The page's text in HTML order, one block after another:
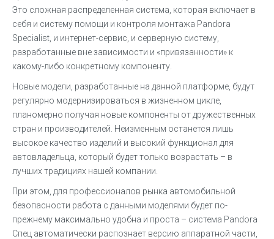
Это сложная распределенная система, которая включает в
себя и систему помощи и контроля монтажа Pandora
Specialist, и интернет-сервис, и серверную систему,
разработанные вне зависимости и «привязанности» к
какому-либо конкретному компоненту.
Новые модели, разработанные на данной платформе, будут
регулярно модернизироваться в жизненном цикле,
планомерно получая новые компоненты от дружественных
стран и производителей. Неизменным останется лишь
высокое качество изделий и высокий функционал для
автовладельца, который будет только возрастать – в
лучших традициях нашей компании.
При этом, для профессионалов рынка автомобильной
безопасности работа с данными моделями будет по-
прежнему максимально удобна и проста – система Pandora
Спец автоматически распознает версию аппаратной части,